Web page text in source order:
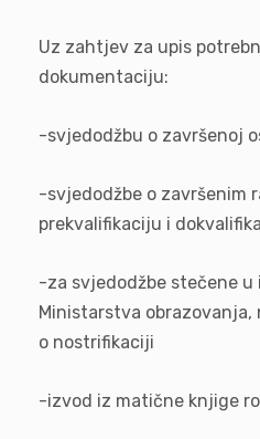
Uz zahtjev za upis
dokumentaciju:
-svjedodžbu o završenoj
-svjedodžbe o završenim
prekvalifikaciju i
-za svjedodžbe stečene
Ministarstva obrazovanja,
o nostrifikaciji
-izvod iz matične knjige